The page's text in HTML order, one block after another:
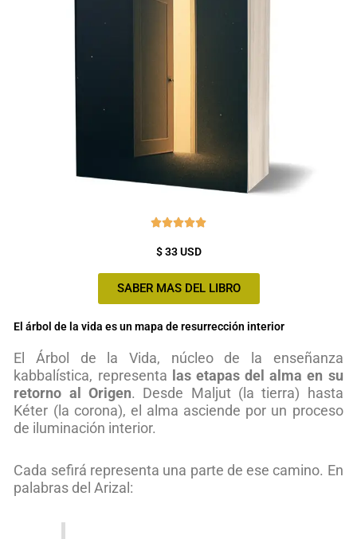
Valorado
de
5
$ 33 USD
SABER MAS DEL LIBRO
El árbol de la vida es un mapa de resurrección interior
El Árbol de la Vida, núcleo de la enseñanza
kabbalística, representa las etapas del alma en su
retorno al Origen. Desde Maljut (la tierra) hasta
Kéter (la corona), el alma asciende por un proceso
de iluminación interior.
Cada sefirá representa una parte de ese camino. En
palabras del Arizal: